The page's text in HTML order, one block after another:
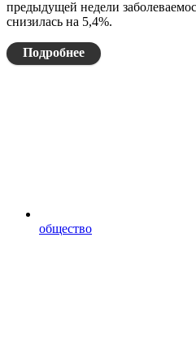
предыдущей недели
снизилась на 5,4%.
Подробнее
общество